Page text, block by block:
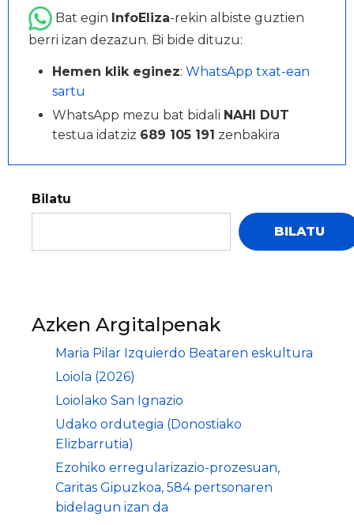
Bat egin InfoEliza-rekin albiste guztien
berri izan dezazun. Bi bide dituzu:
Hemen klik eginez: WhatsApp txat-ean
sartu
WhatsApp mezu bat bidali NAHI DUT
testua idatziz 689 105 191 zenbakira
Bilatu
BILATU
Azken Argitalpenak
Maria Pilar Izquierdo Beataren eskultura
Loiola (2026)
Loiolako San Ignazio
Udako ordutegia (Donostiako
Elizbarrutia)
Ezohiko erregularizazio-prozesuan,
Caritas Gipuzkoa, 584 pertsonaren
bidelagun izan da